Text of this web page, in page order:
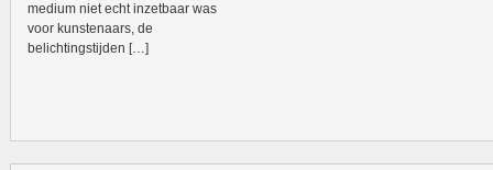
medium niet echt inzetbaar was
voor kunstenaars, de
belichtingstijden […]